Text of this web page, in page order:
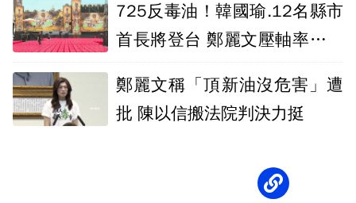
725反毒油！韓國瑜.12名縣市
首長將登台 鄭麗文壓軸率「食
鄭麗文稱「頂新油沒危害」遭
批 陳以信搬法院判決力挺